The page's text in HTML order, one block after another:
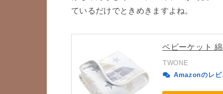
ているだけでときめきますよね。
ベビーケット
TWONE
Amazonのレビ